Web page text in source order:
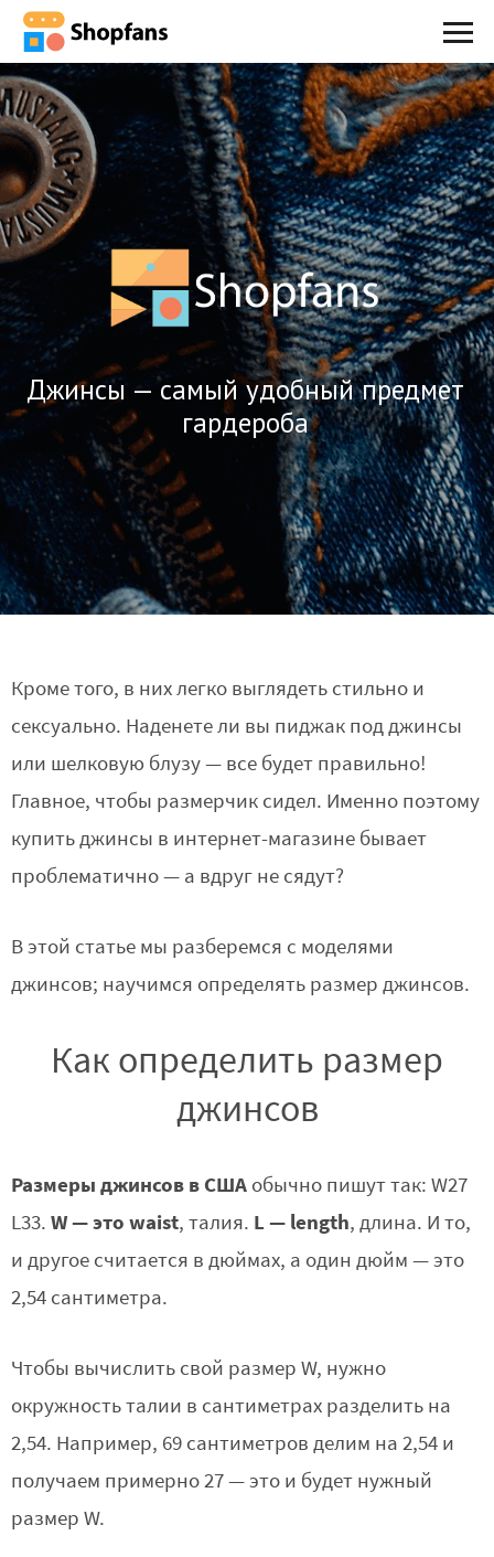
Джинсы — cамый удобный предмет
гардероба
Кроме того, в них легко выглядеть стильно и
сексуально. Наденете ли вы пиджак под джинсы
или шелковую блузу — все будет правильно!
Главное, чтобы размерчик сидел. Именно поэтому
купить джинсы в интернет-магазине бывает
проблематично — а вдруг не сядут?
В этой статье мы разберемся с моделями
джинсов; научимся определять размер джинсов.
Как определить размер
джинсов
Размеры джинсов в СШАобычно пишут так: W27
L33. W — это waist, талия. L — length, длина. И то,
и другое считается в дюймах, а один дюйм — это
2,54 сантиметра.
Чтобы вычислить свой размер W, нужно
окружность талии в сантиметрах разделить на
2,54. Например, 69 сантиметров делим на 2,54 и
получаем примерно 27 — это и будет нужный
размер W.